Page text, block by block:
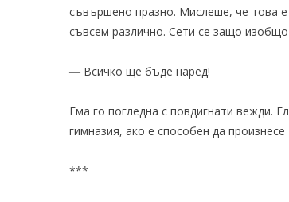
съвършено празно. Мислеше, че това
съвсем различно. Сети се защо
― Всичко ще бъде наред!
Ема го погледна с повдигнати вежди.
гимназия, ако е способен да
***